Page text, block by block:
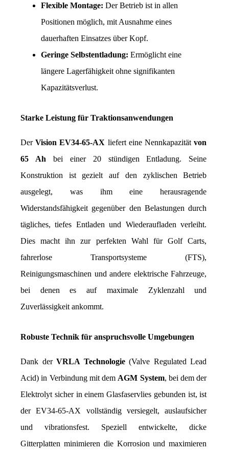
Flexible Montage: Der Betrieb ist in allen
Positionen möglich, mit Ausnahme eines
dauerhaften Einsatzes über Kopf.
Geringe Selbstentladung: Ermöglicht eine
längere Lagerfähigkeit ohne signifikanten
Kapazitätsverlust.
Starke Leistung für Traktionsanwendungen
Der Vision EV34-65-AX liefert eine Nennkapazität von
65 Ah bei einer 20 stündigen Entladung. Seine
Konstruktion ist gezielt auf den zyklischen Betrieb
ausgelegt, was ihm eine herausragende
Widerstandsfähigkeit gegenüber den Belastungen durch
tägliches, tiefes Entladen und Wiederaufladen verleiht.
Dies macht ihn zur perfekten Wahl für Golf Carts,
fahrerlose Transportsysteme (FTS),
Reinigungsmaschinen und andere elektrische Fahrzeuge,
bei denen es auf maximale Zyklenzahl und
Zuverlässigkeit ankommt.
Robuste Technik für anspruchsvolle Umgebungen
Dank der VRLA Technologie (Valve Regulated Lead
Acid) in Verbindung mit dem AGM System, bei dem der
Elektrolyt sicher in einem Glasfaservlies gebunden ist, ist
der EV34-65-AX vollständig versiegelt, auslaufsicher
und vibrationsfest. Speziell entwickelte, dicke
Gitterplatten minimieren die Korrosion und maximieren